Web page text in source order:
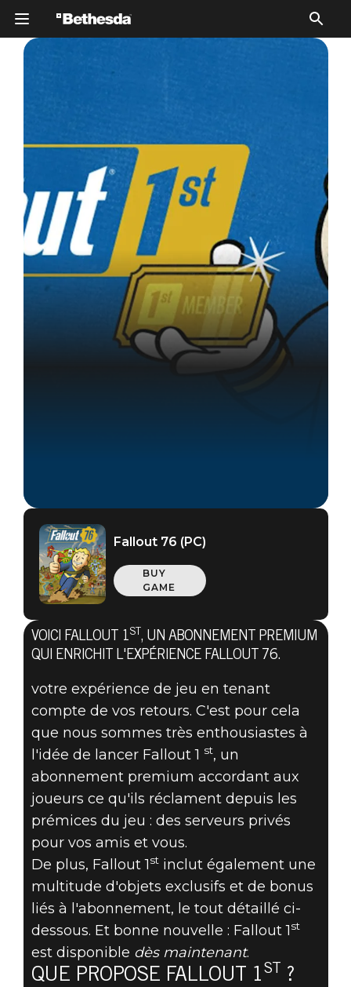
Fallout 76
23 octobre 2019
LES MONDES
PRIVÉS, LES
BOÎTES À
RECYCLAGE, ET
PLUS ENCORE,
ARRIVENT
DANS FALLOUT
76 AVEC
FALLOUT 1ST
Fallout 76 (PC)
BUY
GAME
VOICI FALLOUT 1ST , UN ABONNEMENT PREMIUM
QUI ENRICHIT L'EXPÉRIENCE FALLOUT 76.
votre expérience de jeu en tenant
compte de vos retours. C'est pour cela
que nous sommes très enthousiastes à
l'idée de lancer Fallout 1 st, un
abonnement premium accordant aux
joueurs ce qu'ils réclament depuis les
prémices du jeu : des serveurs privés
pour vos amis et vous.
De plus, Fallout 1stinclut également une
multitude d'objets exclusifs et de bonus
liés à l'abonnement, le tout détaillé ci-
dessous. Et bonne nouvelle : Fallout 1st
est disponible dès maintenant.
QUE PROPOSE FALLOUT 1 ST ?